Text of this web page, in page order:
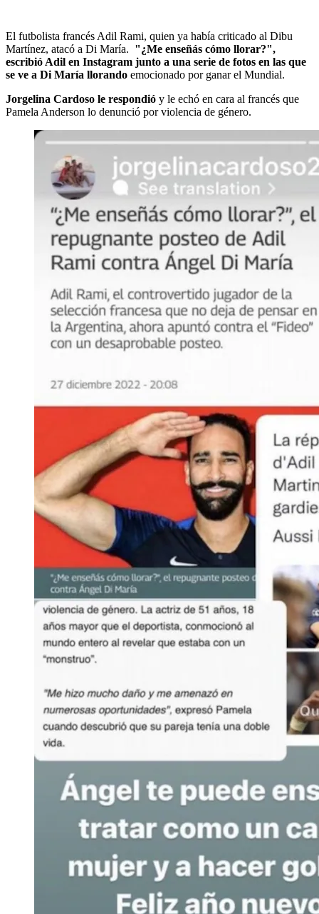
El futbolista francés Adil Rami, quien ya había criticado al Dibu
Martínez, atacó a Di María. "¿Me enseñás cómo llorar?",
escribió Adil en Instagram junto a una serie de fotos en las que
se ve a Di María llorando emocionado por ganar el Mundial.
Jorgelina Cardoso le respondió y le echó en cara al francés que
Pamela Anderson lo denunció por violencia de género.